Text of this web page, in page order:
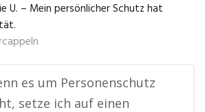
U. – Mein persönlicher Schutz hat
es um Personenschutz
setze ich auf einen